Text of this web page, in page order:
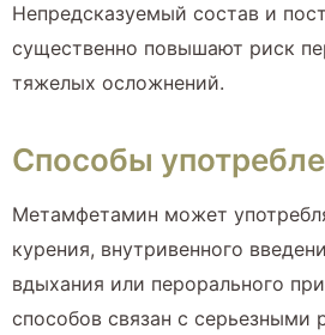
Непредсказуемый состав и
существенно повышают риск
тяжелых осложнений.
Способы
Метамфетамин может
курения, внутривенного
вдыхания или перорального
способов связан с серьезными